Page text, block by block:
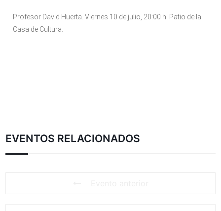
Profesor David Huerta. Viernes 10 de julio, 20:00 h. Patio de la
Casa de Cultura.
EVENTOS RELACIONADOS